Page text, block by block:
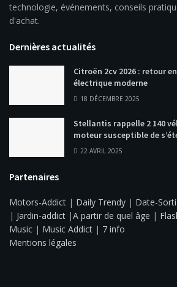
technologie, événements, conseils
d'achat.
Dernières actualités
Citroën 2cv 2026 : retour
électrique moderne
18 DÉCEMBRE 2025
Stellantis rappelle 2 140
moteur susceptible de
22 AVRIL 2025
Partenaires
Motors-Addict | Daily Trendy | Date-
| Jardin-addict |A partir de quel âge |
Music | Music Addict | 7 info
Mentions légales